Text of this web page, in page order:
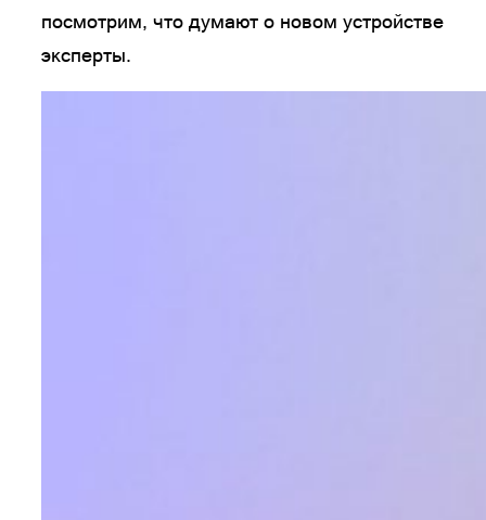
посмотрим, что думают о новом устройстве
эксперты.